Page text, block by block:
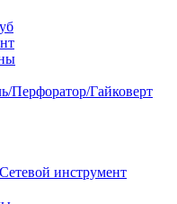
Перфоратор/Гайковерт
Сетевой инструмент